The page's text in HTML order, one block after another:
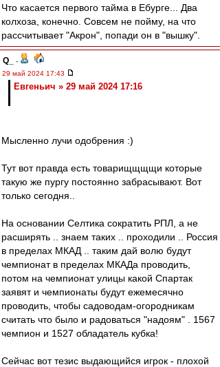
Что касается первого тайма в Ебурге... Два
колхоза, конечно. Совсем не пойму, на что
рассчитывает "Акрон", попади он в "вышку".
Q_
-
29 май 2024 17:43
Евгеньич » 29 май 2024 17:16
Мысленно лучи одобрения :)
Тут вот правда есть товарищщщщи которые
такую же пургу постоянно забрасывают. Вот
только сегодня..
На основании Селтика сократить РПЛ, а не
расширять .. знаем таких .. проходили .. Россия
в пределах МКАД .. таким дай волю будут
чемпионат в пределах МКАДа проводить,
потом на чемпионат улицы какой Спартак
заявят и чемпионаты будут ежемесячно
проводить, чтобы садоводам-огородникам
считать что было и радоваться "надоям" . 1567
чемпион и 1527 обладатель кубка!
Сейчас вот тезис выдающийся игрок - плохой